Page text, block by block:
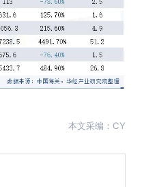
本文采编：CY